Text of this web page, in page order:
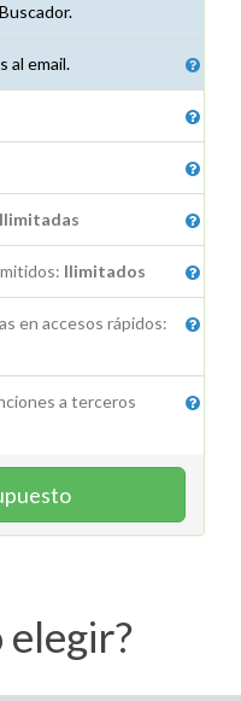
al email.
Ilimitadas
Ilimitados
en accesos rápidos:
a terceros
elegir?